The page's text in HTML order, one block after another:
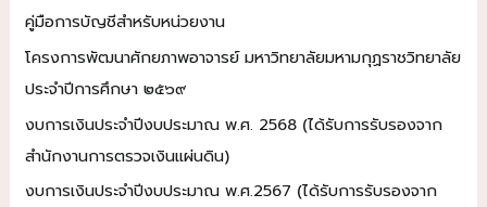
คู่มือการบัญชีสำหรับหน่วยงาน
โครงการพัฒนาศักยภาพอาจารย์ มหาวิทยาลัยมหามกุฏราชวิทยาลัย
ประจำปีการศึกษา ๒๕๖๙
งบการเงินประจำปีงบประมาณ พ.ศ. 2568 (ได้รับการรับรองจาก
สำนักงานการตรวจเงินแผ่นดิน)
งบการเงินประจำปีงบประมาณ พ.ศ.2567 (ได้รับการรับรองจาก